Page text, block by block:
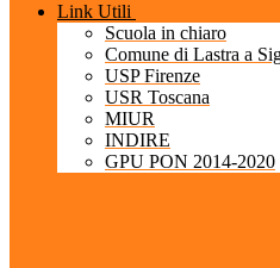
Link Utili
Scuola in chiaro
Comune di Lastra a
USP Firenze
USR Toscana
MIUR
INDIRE
GPU PON 2014-2020